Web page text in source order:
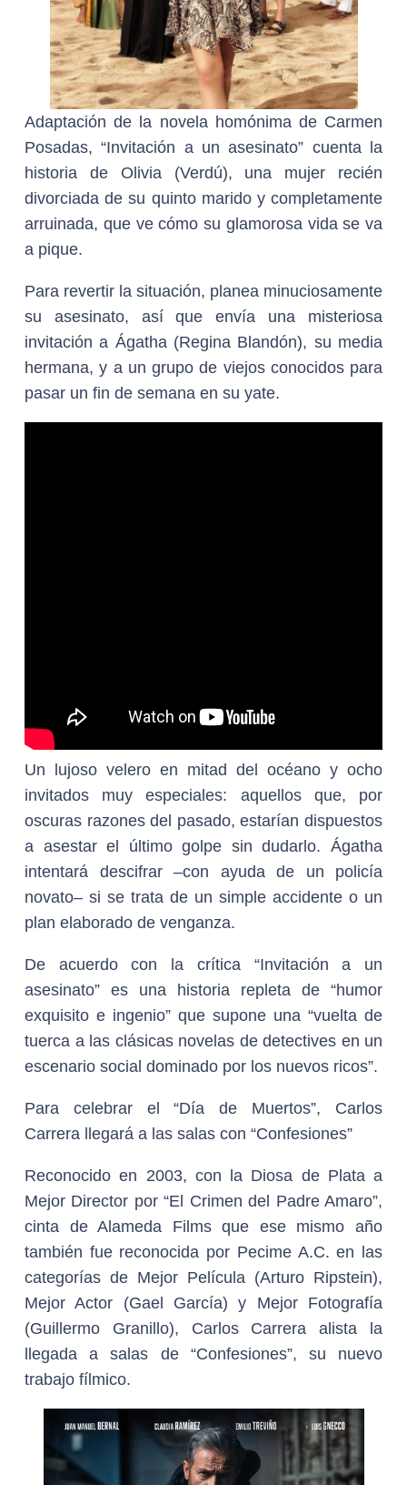
Adaptación de la novela homónima de Carmen
Posadas, “Invitación a un asesinato” cuenta la
historia de Olivia (Verdú), una mujer recién
divorciada de su quinto marido y completamente
arruinada, que ve cómo su glamorosa vida se va
a pique.
Para revertir la situación, planea minuciosamente
su asesinato, así que envía una misteriosa
invitación a Ágatha (Regina Blandón), su media
hermana, y a un grupo de viejos conocidos para
pasar un fin de semana en su yate.
Un lujoso velero en mitad del océano y ocho
invitados muy especiales: aquellos que, por
oscuras razones del pasado, estarían dispuestos
a asestar el último golpe sin dudarlo. Ágatha
intentará descifrar –con ayuda de un policía
novato– si se trata de un simple accidente o un
plan elaborado de venganza.
De acuerdo con la crítica “Invitación a un
asesinato” es una historia repleta de “humor
exquisito e ingenio” que supone una “vuelta de
tuerca a las clásicas novelas de detectives en un
escenario social dominado por los nuevos ricos”.
Para celebrar el “Día de Muertos”, Carlos
Carrera llegará a las salas con “Confesiones”
Reconocido en 2003, con la Diosa de Plata a
Mejor Director por “El Crimen del Padre Amaro”,
cinta de Alameda Films que ese mismo año
también fue reconocida por Pecime A.C. en las
categorías de Mejor Película (Arturo Ripstein),
Mejor Actor (Gael García) y Mejor Fotografía
(Guillermo Granillo), Carlos Carrera alista la
llegada a salas de “Confesiones”, su nuevo
trabajo fílmico.